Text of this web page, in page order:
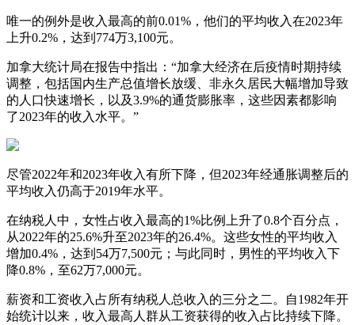
唯一的例外是收入最高的前0.01%，他们的平均收入在2023年
上升0.2%，达到774万3,100元。
加拿大统计局在报告中指出：“加拿大经济在后疫情时期持续
调整，包括国内生产总值增长放缓、非永久居民大幅增加导致
的人口快速增长，以及3.9%的通货膨胀率，这些因素都影响
了2023年的收入水平。”
尽管2022年和2023年收入有所下降，但2023年经通胀调整后的
平均收入仍高于2019年水平。
在纳税人中，女性占收入最高的1%比例上升了0.8个百分点，
从2022年的25.6%升至2023年的26.4%。这些女性的平均收入
增加0.4%，达到54万7,500元；与此同时，男性的平均收入下
降0.8%，至62万7,000元。
薪资和工资收入占所有纳税人总收入的三分之二。自1982年开
始统计以来，收入最高人群从工资获得的收入占比持续下降。